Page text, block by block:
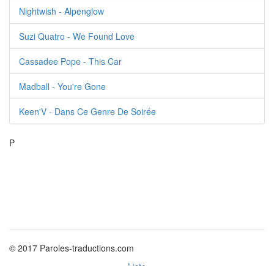
Nightwish - Alpenglow
Suzi Quatro - We Found Love
Cassadee Pope - This Car
Madball - You're Gone
Keen'V - Dans Ce Genre De Soirée
P
© 2017 Paroles-traductions.com
Liste